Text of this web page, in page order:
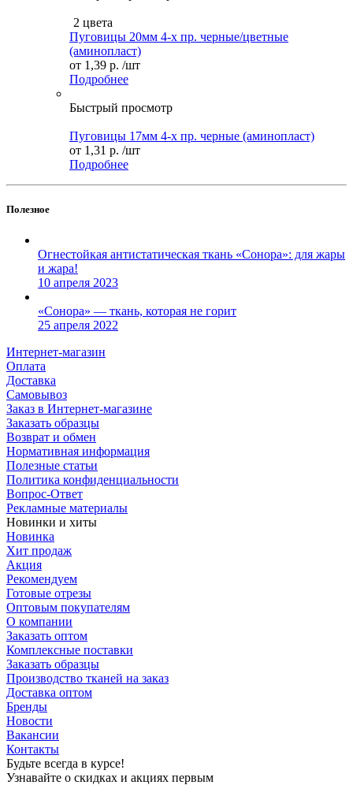
2 цвета
Пуговицы 20мм 4-х пр. черные/цветные
(аминопласт)
от 1,39 р. /шт
Подробнее
Быстрый просмотр
Пуговицы 17мм 4-х пр. черные (аминопласт)
от 1,31 р. /шт
Подробнее
Полезное
Огнестойкая антистатическая ткань «Сонора»: для жары
и жара!
10 апреля 2023
«Сонора» — ткань, которая не горит
25 апреля 2022
Интернет-магазин
Оплата
Доставка
Самовывоз
Заказ в Интернет-магазине
Заказать образцы
Возврат и обмен
Нормативная информация
Полезные статьи
Политика конфиденциальности
Вопрос-Ответ
Рекламные материалы
Новинки и хиты
Новинка
Хит продаж
Акция
Рекомендуем
Готовые отрезы
Оптовым покупателям
О компании
Заказать оптом
Комплексные поставки
Заказать образцы
Производство тканей на заказ
Доставка оптом
Бренды
Новости
Вакансии
Контакты
Будьте всегда в курсе!
Узнавайте о скидках и акциях первым